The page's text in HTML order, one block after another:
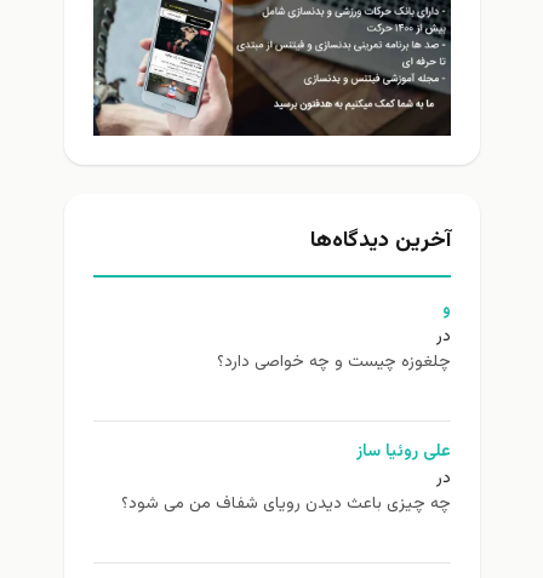
آخرین دیدگاه‌ها
و
در
چلغوزه چیست و چه خواصی دارد؟
علی روئیا ساز
در
چه چیزی باعث دیدن رویای شفاف من می شود؟